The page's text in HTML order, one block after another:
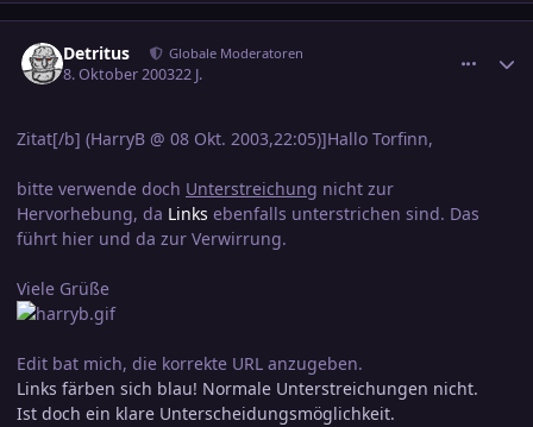
Detritus Globale Moderatoren
8. Oktober 200322 J.
Zitat[/b] (HarryB @ 08 Okt. 2003,22:05)]Hallo Torfinn,
bitte verwende doch Unterstreichung nicht zur
Hervorhebung, da Links ebenfalls unterstrichen sind. Das
führt hier und da zur Verwirrung.
Viele Grüße
Edit bat mich, die korrekte URL anzugeben.
Links färben sich blau! Normale Unterstreichungen nicht.
Ist doch ein klare Unterscheidungsmöglichkeit.